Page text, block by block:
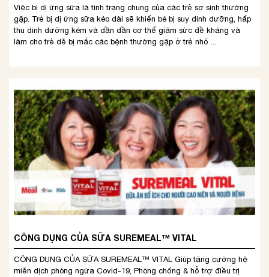
Việc bị dị ứng sữa là tình trạng chung của các trẻ sơ sinh thường
gặp. Trẻ bị dị ứng sữa kéo dài sẽ khiến bé bị suy dinh dưỡng, hấp
thu dinh dưỡng kém và dần dần cơ thế giảm sức đề kháng và
làm cho trẻ dễ bị mắc các bệnh thường gặp ở trẻ nhỏ ...
CÔNG DỤNG CỦA SỮA SUREMEAL™ VITAL
CÔNG DỤNG CỦA SỮA SUREMEAL™ VITAL Giúp tăng cường hệ
miễn dịch phòng ngừa Covid-19, Phòng chống & hỗ trợ điều trị